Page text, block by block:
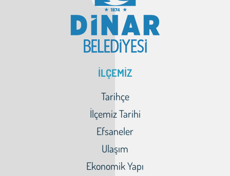
İLÇEMİZ
Tarihçe
İlçemiz Tarihi
Efsaneler
Ulaşım
Ekonomik Yapı